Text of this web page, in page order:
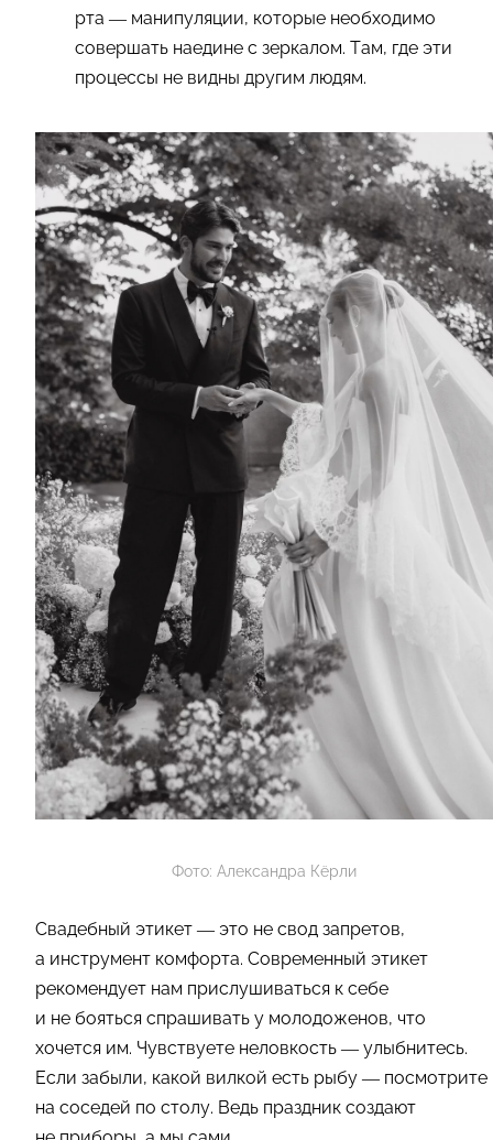
рта — манипуляции, которые необходимо
совершать наедине с зеркалом. Там, где эти
процессы не видны другим людям.
Фото: Александра Кёрли
Свадебный этикет — это не свод запретов,
а инструмент комфорта. Современный этикет
рекомендует нам прислушиваться к себе
и не бояться спрашивать у молодоженов, что
хочется им. Чувствуете неловкость — улыбнитесь.
Если забыли, какой вилкой есть рыбу — посмотрите
на соседей по столу. Ведь праздник создают